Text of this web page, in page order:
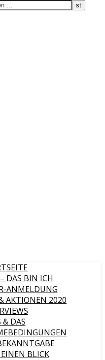
DAS BIN ICH
ANMELDUNG
AKTIONEN 2020
& DAS
BLICK